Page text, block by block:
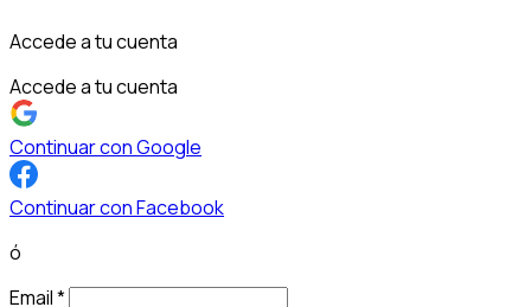
Accede a tu cuenta
Accede a tu cuenta
Continuar con Google
Continuar con Facebook
ó
Email*